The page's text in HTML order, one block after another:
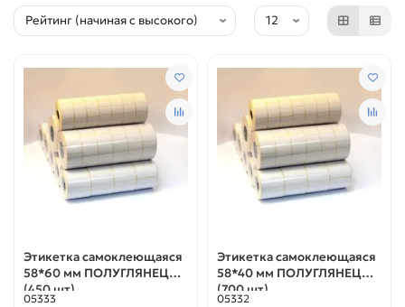
Этикетка самоклеющаяся
58*60 мм ПОЛУГЛЯНЕЦ
(450 шт)
05333
Этикетка самоклеющаяся
58*40 мм ПОЛУГЛЯНЕЦ
(700 шт)
05332